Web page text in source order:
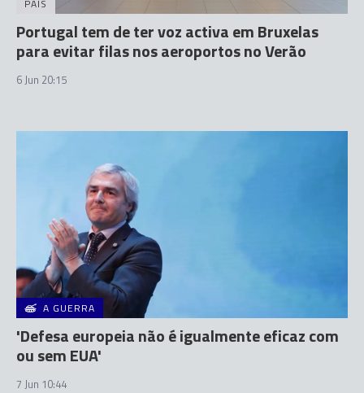
PAÍS
Portugal tem de ter voz activa em Bruxelas
para evitar filas nos aeroportos no Verão
6 Jun 20:15
A GUERRA
'Defesa europeia não é igualmente eficaz com
ou sem EUA'
7 Jun 10:44